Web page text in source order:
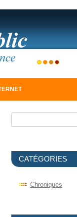
CATÉGORIES
Chroniques